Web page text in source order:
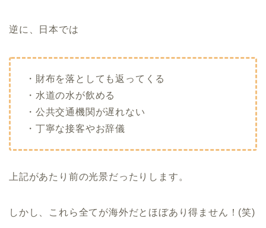
逆に、日本では
・財布を落としても返ってくる
・水道の水が飲める
・公共交通機関が遅れない
・丁寧な接客やお辞儀
上記があたり前の光景だったりします。
しかし、これら全てが海外だとほぼあり得ません！(笑)